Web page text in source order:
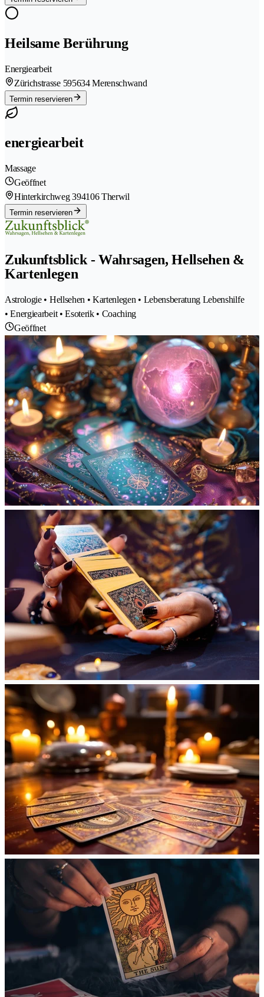
Heilsame Berührung
Energiearbeit
Zürichstrasse 595634 Merenschwand
Termin reservieren
energiearbeit
Massage
Geöffnet
Hinterkirchweg 394106 Therwil
Termin reservieren
Zukunftsblick - Wahrsagen, Hellsehen &
Kartenlegen
Astrologie • Hellsehen • Kartenlegen • Lebensberatung Lebenshilfe
• Energiearbeit • Esoterik • Coaching
Geöffnet